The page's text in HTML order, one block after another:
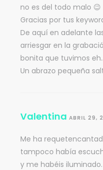
no es del todo malo 😉
Gracias por tus
De aquí en adelante
arriesgar en la
bonita que tuvimos
Un abrazo pequeña
Valentina ABRIL 29,
Me ha
tampoco había
y me habéis